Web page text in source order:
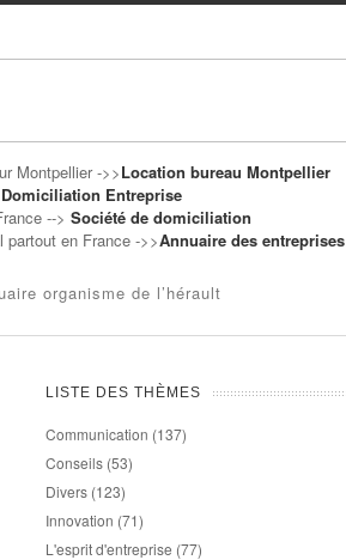
Montpellier ->>Location bureau Montpellier
Domiciliation Entreprise
--> Société de domiciliation
en France ->>Annuaire des entreprises
organisme de l’hérault
LISTE DES THÈMES
Communication (137)
Conseils (53)
Divers (123)
Innovation (71)
L'esprit d'entreprise (77)